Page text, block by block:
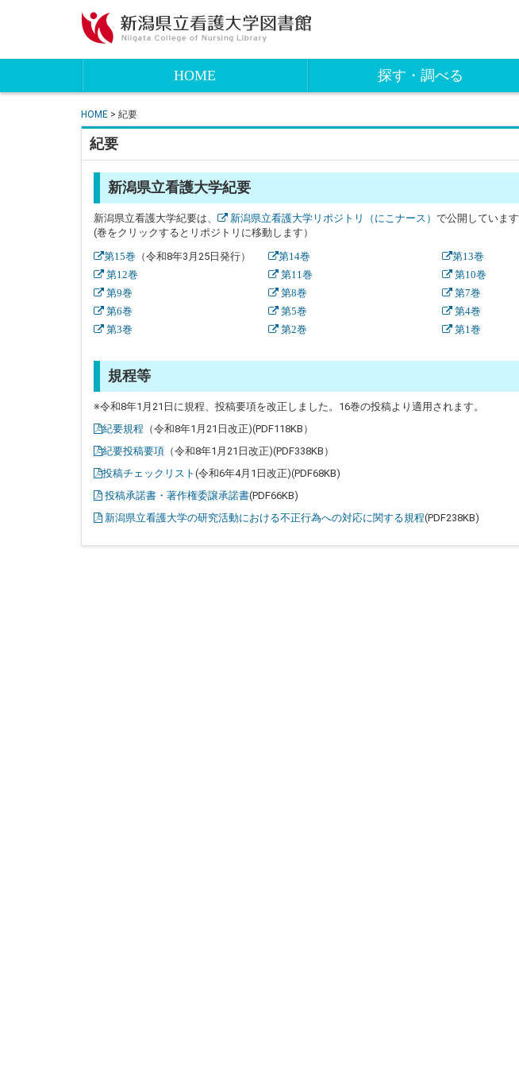
HOME 探す・調べる
HOME > 紀要
紀要
新潟県立看護大学紀要
新潟県立看護大学紀要は、 新潟県立看護大学リポジトリ（にこナース） で公開しています
(巻をクリックするとリポジトリに移動します）
第15巻 （令和8年3月25日発行） 第14巻
第13巻
第12巻
第11巻
第10巻
第9巻
第8巻
第7巻
第6巻
第5巻
第4巻
第3巻
第2巻 第1巻
規程等
※令和8年1月21日に規程、投稿要項を改正しました。16巻の投稿より適用されます。
紀要規程 （令和8年1月21日改正)(PDF118KB）
紀要投稿要項 （令和8年1月21日改正)(PDF338KB）
投稿チェックリスト (令和6年4月1日改正)(PDF68KB)
投稿承諾書・著作権委譲承諾書(PDF66KB)
新潟県立看護大学の研究活動における不正行為への対応に関する規程(PDF238KB)